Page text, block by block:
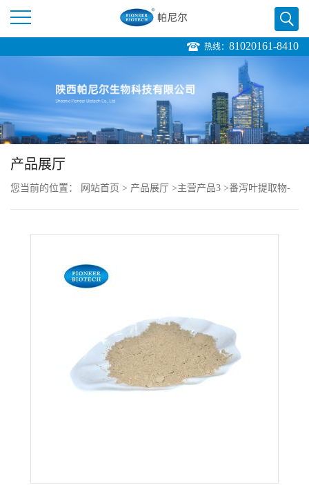
页
公
热线： 81020161-8410
产品展厅
您当前的位置： 网站首页 > 产品展厅 >主营产品3 >番泻叶提取物-